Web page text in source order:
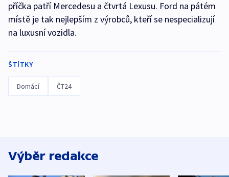
příčka patří Mercedesu a čtvrtá Lexusu. Ford na pátém
místě je tak nejlepším z výrobců, kteří se nespecializují
na luxusní vozidla.
ŠTÍTKY
Domácí ČT24
Výběr redakce